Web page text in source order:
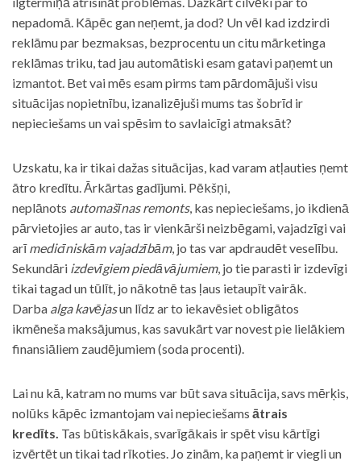
nepadomā. Kāpēc gan neņemt, ja dod? Un vēl kad izdzirdi
reklāmu par bezmaksas, bezprocentu un citu mārketinga
reklāmas triku, tad jau automātiski esam gatavi paņemt un
izmantot. Bet vai mēs esam pirms tam pārdomājuši visu
situācijas nopietnību, izanalizējuši mums tas šobrīd ir
nepieciešams un vai spēsim to savlaicīgi atmaksāt?
Uzskatu, ka ir tikai dažas situācijas, kad varam atļauties ņemt
ātro kredītu. Ārkārtas gadījumi. Pēkšņi,
neplānots automašīnas remonts, kas nepieciešams, jo ikdienā
pārvietojies ar auto, tas ir vienkārši neizbēgami, vajadzīgi vai
arīmedicīniskām vajadzībām, jo tas var apdraudēt veselību.
Sekundāri izdevīgiem piedāvājumiem, jo tie parasti ir izdevīgi
tikai tagad un tūlīt, jo nākotnē tas ļaus ietaupīt vairāk.
Darba alga kavējasun līdz ar to iekavēsiet obligātos
ikmēneša maksājumus, kas savukārt var novest pie lielākiem
finansiāliem zaudējumiem (soda procenti).
Lai nu kā, katram no mums var būt sava situācija, savs mērķis,
nolūks kāpēc izmantojam vai nepieciešams ātrais
kredīts. Tas būtiskākais, svarīgākais ir spēt visu kārtīgi
izvērtēt un tikai tad rīkoties. Jo zinām, ka paņemt ir viegli un